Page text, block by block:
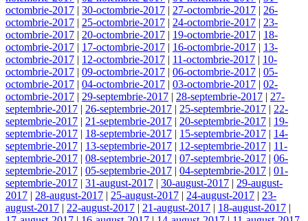
octombrie-2017 | 30-octombrie-2017 | 27-octombrie-2017 | 26-
octombrie-2017 | 25-octombrie-2017 | 24-octombrie-2017 | 23-
octombrie-2017 | 20-octombrie-2017 | 19-octombrie-2017 | 18-
octombrie-2017 | 17-octombrie-2017 | 16-octombrie-2017 | 13-
octombrie-2017 | 12-octombrie-2017 | 11-octombrie-2017 | 10-
octombrie-2017 | 09-octombrie-2017 | 06-octombrie-2017 | 05-
octombrie-2017 | 04-octombrie-2017 | 03-octombrie-2017 | 02-
octombrie-2017 | 29-septembrie-2017 | 28-septembrie-2017 | 27-
septembrie-2017 | 26-septembrie-2017 | 25-septembrie-2017 | 22-
septembrie-2017 | 21-septembrie-2017 | 20-septembrie-2017 | 19-
septembrie-2017 | 18-septembrie-2017 | 15-septembrie-2017 | 14-
septembrie-2017 | 13-septembrie-2017 | 12-septembrie-2017 | 11-
septembrie-2017 | 08-septembrie-2017 | 07-septembrie-2017 | 06-
septembrie-2017 | 05-septembrie-2017 | 04-septembrie-2017 | 01-
septembrie-2017 | 31-august-2017 | 30-august-2017 | 29-august-
2017 | 28-august-2017 | 25-august-2017 | 24-august-2017 | 23-
august-2017 | 22-august-2017 | 21-august-2017 | 18-august-2017 |